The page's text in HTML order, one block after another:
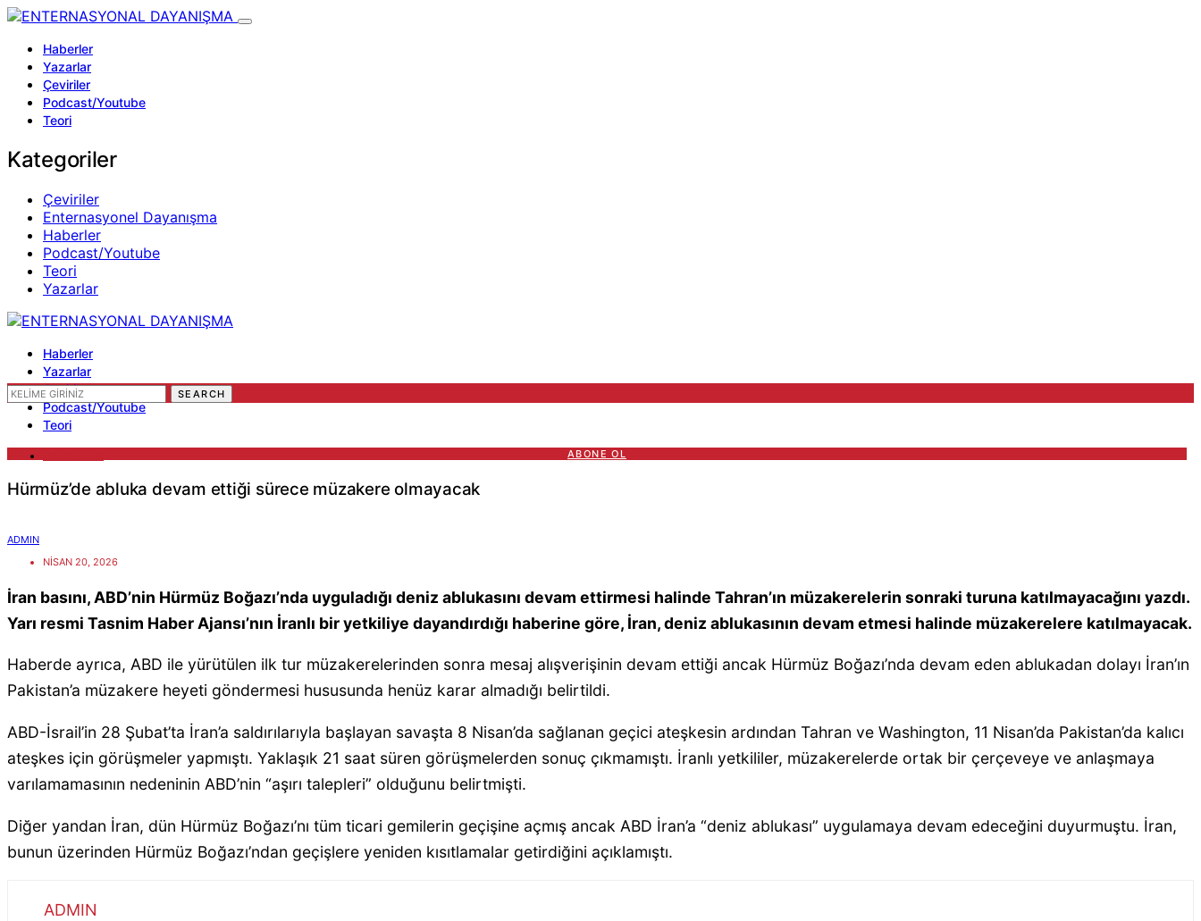
Haberler
Yazarlar
Çeviriler
Podcast/Youtube
Teori
Kategoriler
Çeviriler
Enternasyonel Dayanışma
Haberler
Podcast/Youtube
Teori
Yazarlar
Haberler
Yazarlar
Çeviriler
Podcast/Youtube
Teori
ABONE OL
SEARCH FOR: SEARCH
Hürmüz’de abluka devam ettiği sürece müzakere olmayacak
ADMIN
NISAN 20, 2026
İran basını, ABD’nin Hürmüz Boğazı’nda uyguladığı deniz ablukasını devam ettirmesi halinde Tahran’ın müzakerelerin sonraki turuna katılmayacağını yazdı.
Yarı resmi Tasnim Haber Ajansı’nın İranlı bir yetkiliye dayandırdığı haberine göre, İran, deniz ablukasının devam etmesi halinde müzakerelere katılmayacak.
Haberde ayrıca, ABD ile yürütülen ilk tur müzakerelerinden sonra mesaj alışverişinin devam ettiği ancak Hürmüz Boğazı’nda devam eden ablukadan dolayı İran’ın
Pakistan’a müzakere heyeti göndermesi hususunda henüz karar almadığı belirtildi.
ABD-İsrail’in 28 Şubat’ta İran’a saldırılarıyla başlayan savaşta 8 Nisan’da sağlanan geçici ateşkesin ardından Tahran ve Washington, 11 Nisan’da Pakistan’da kalıcı
ateşkes için görüşmeler yapmıştı. Yaklaşık 21 saat süren görüşmelerden sonuç çıkmamıştı. İranlı yetkililer, müzakerelerde ortak bir çerçeveye ve anlaşmaya
varılamamasının nedeninin ABD’nin “aşırı talepleri” olduğunu belirtmişti.
Diğer yandan İran, dün Hürmüz Boğazı’nı tüm ticari gemilerin geçişine açmış ancak ABD İran’a “deniz ablukası” uygulamaya devam edeceğini duyurmuştu. İran,
bunun üzerinden Hürmüz Boğazı’ndan geçişlere yeniden kısıtlamalar getirdiğini açıklamıştı.
ADMIN